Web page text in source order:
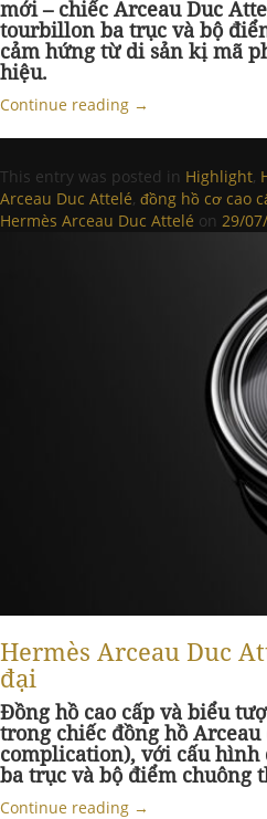
mới – chiếc Arceau Duc
tourbillon ba trục và bộ
cảm hứng từ di sản kị mã
hiệu.
Continue reading →
This entry was posted in Highlight,
Arceau Duc Attelé, đồng hồ cơ cao
Hermès Arceau Duc Attelé on 29/
Hermès Arceau Duc
đại
Đồng hồ cao cấp và biểu
trong chiếc đồng hồ
complication), với cấu hình
ba trục và bộ điểm chuông
Continue reading →